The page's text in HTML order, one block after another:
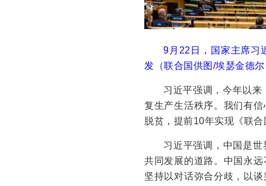
9月22日，国家主席习
发（联合国供图/埃瑟金德尔
习近平强调，今年以
复生产生活秩序。我们有
脱贫，提前10年实现《联
习近平强调，中国是
共同发展的道路。中国永
坚持以对话弥合分歧，以